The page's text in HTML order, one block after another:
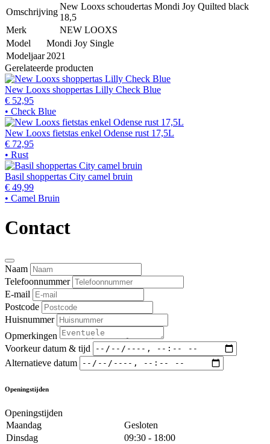
Omschrijving
New Looxs schoudertas Mondi Joy Quilted black
18,5
Merk
NEW LOOXS
Model
Mondi Joy Single
Modeljaar 2021
Gerelateerde producten
New Looxs shoppertas Lilly Check Blue
€ 52,95
• Check Blue
New Looxs fietstas enkel Odense rust 17,5L
€ 72,95
• Rust
Basil shoppertas City camel bruin
€ 49,99
• Camel Bruin
Contact
Naam
Telefoonnummer
E-mail
Postcode
Huisnummer
Opmerkingen
Voorkeur datum & tijd
Alternatieve datum
Openingstijden
Openingstijden
Maandag
Gesloten
Dinsdag
09:30 - 18:00